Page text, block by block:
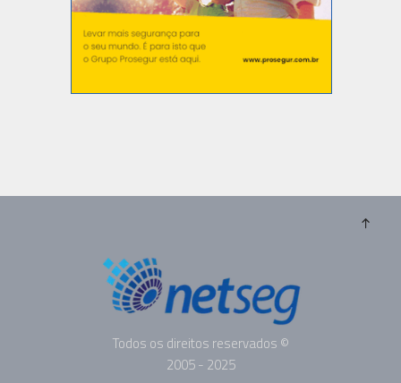
Todos os direitos reservados ©
2005 - 2025